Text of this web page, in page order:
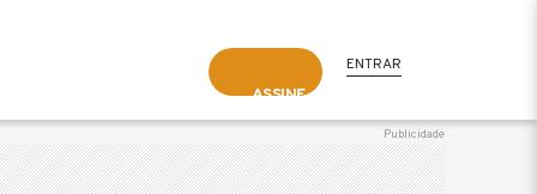
ASSINE
ENTRAR